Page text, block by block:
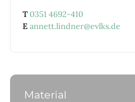
T 0351 4692-410
E annett.lindner@evlks.de
Material